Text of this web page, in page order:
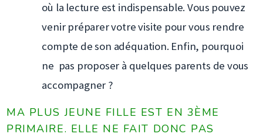
où la lecture est indispensable. Vous pouvez
venir préparer votre visite pour vous rendre
compte de son adéquation. Enfin, pourquoi
ne pas proposer à quelques parents de vous
accompagner ?
MA PLUS JEUNE FILLE EST EN 3ÈME
PRIMAIRE. ELLE NE FAIT DONC PAS